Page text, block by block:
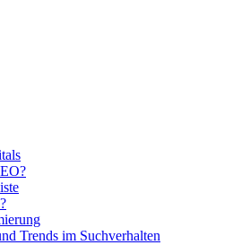
Trends im Suchverhalten